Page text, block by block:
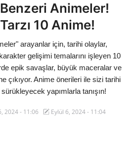
Animeler!
10 Anime!
arayanlar için, tarihi olaylar,
gelişimi temalarını işleyen 10
epik savaşlar, büyük maceralar ve
çıkıyor. Anime önerileri ile sizi tarihi
yapımlarla tanışın!
2024 - 11:06
Eylül 6, 2024 - 11:04